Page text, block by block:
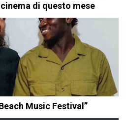
di questo mese
Music Festival”